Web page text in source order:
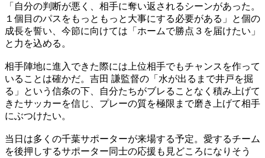
「自分の判断が悪く、相手に奪い返されるシーンがあった。
１個目のパスをもっともっと大事にする必要がある」と個の
成長を誓い、今節に向けては「ホームで勝点３を届けたい」
と力を込める。
相手陣地に進入できた際には上位相手でもチャンスを作って
いることは確かだ。吉田 謙監督の「水が出るまで井戸を掘
る」という信条の下、自分たちがブレることなく積み上げて
きたサッカーを信じ、プレーの質を極限まで磨き上げて相手
にぶつけたい。
当日は多くの千葉サポーターが来場する予定。愛するチーム
を後押しするサポーター同士の応援も見どころになりそう